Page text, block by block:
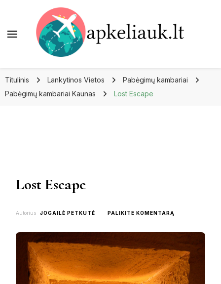
Titulinis Lankytinos Vietos
Pabėgimų kambariai
Pabėgimų kambariai Kaunas
Lost Escape
Lost Escape
Autorius JOGAILĖ PETKUTĖ PALIKITE KOMENTARĄ